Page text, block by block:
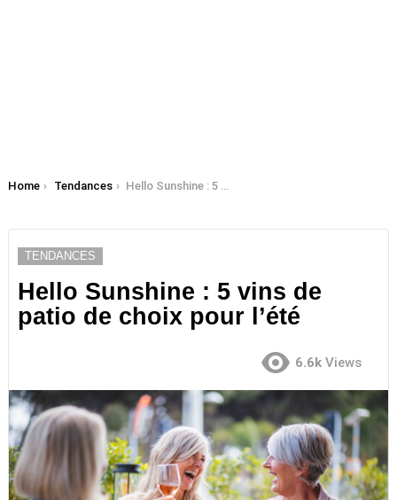
You are here:
Home Tendances Hello Sunshine : 5 vins de patio de choix pour l’été
TENDANCES
Hello Sunshine : 5 vins de
patio de choix pour l’été
6.6k Views